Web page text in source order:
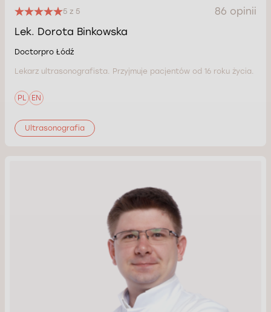
5 z 5
86 opinii
Lek. Dorota Binkowska
Doctorpro Łódź
Lekarz ultrasonografista. Przyjmuje pacjentów od 16 roku życia.
PL EN
Ultrasonografia